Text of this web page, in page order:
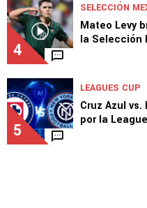
4
SELECCIÓN
Mateo Levy
la Selección
5
LEAGUES CUP
Cruz Azul
por la